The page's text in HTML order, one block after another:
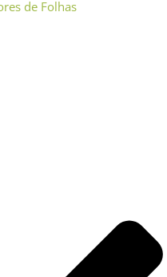
de Folhas